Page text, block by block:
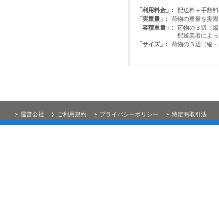
「利用料金」:
配送料＋手数
「実重量」:
荷物の重量を実
「容積重量」:
荷物の３辺（
配送業者によ
「サイズ」:
荷物の３辺（縦
特定商取引法
プライバシーポリシー
ご利用規約
運営会社